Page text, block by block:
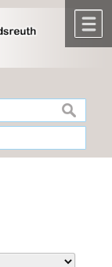
suchen